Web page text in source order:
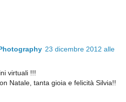
23 dicembre 2012 alle
virtuali !!!
Natale, tanta gioia e felicità Silvia!!